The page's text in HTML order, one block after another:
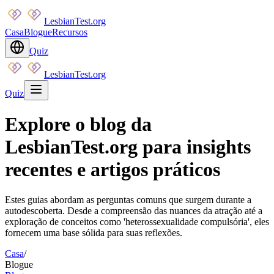
LesbianTest.org
CasaBlogueRecursos
Quiz
LesbianTest.org
Quiz
Explore o blog da
LesbianTest.org para insights
recentes e artigos práticos
Estes guias abordam as perguntas comuns que surgem durante a
autodescoberta. Desde a compreensão das nuances da atração até a
exploração de conceitos como 'heterossexualidade compulsória', eles
fornecem uma base sólida para suas reflexões.
Casa/
Blogue